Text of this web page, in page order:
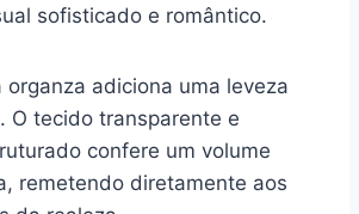
sofisticado e romântico.
organza adiciona uma leveza
O tecido transparente e
confere um volume
remetendo diretamente aos